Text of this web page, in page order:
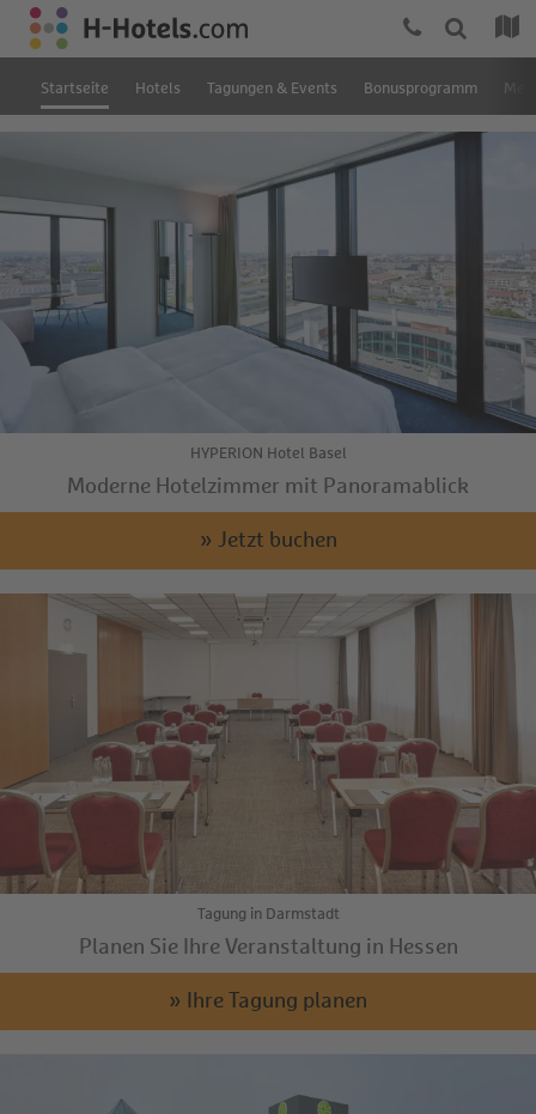
Startseite Hotels Tagungen & Events Bonusprogramm
HYPERION Hotel Basel
Moderne Hotelzimmer mit Panoramablick
» Jetzt buchen
Tagung in Darmstadt
Planen Sie Ihre Veranstaltung in Hessen
» Ihre Tagung planen